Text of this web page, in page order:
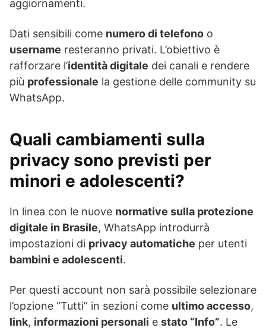
aggiornamenti.
Dati sensibili come numero di telefono o
username resteranno privati. L’obiettivo è
rafforzare l’identità digitale dei canali e rendere
più professionale la gestione delle community su
WhatsApp.
Quali cambiamenti sulla
privacy sono previsti per
minori e adolescenti?
In linea con le nuove normative sulla protezione
digitale in Brasile, WhatsApp introdurrà
impostazioni di privacy automatiche per utenti
bambini e adolescenti.
Per questi account non sarà possibile selezionare
l’opzione “Tutti” in sezioni come ultimo accesso,
link, informazioni personali e stato “Info”. Le